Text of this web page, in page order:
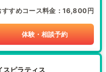
すすめコース料金 16,800円
体験・相談予約
スピラティス